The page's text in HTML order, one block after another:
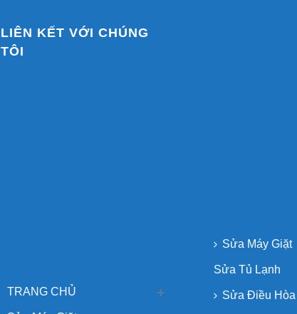
LIÊN KẾT VỚI CHÚNG
TÔI
TRANG CHỦ
Sửa Máy Giặt
Sửa Tủ Lạnh
Sửa Điều Hòa